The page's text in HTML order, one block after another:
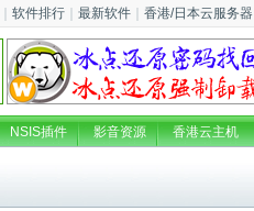
软件排行 最新软件 香港/日本云服务器
NSIS插件 影音资源 香港云主机